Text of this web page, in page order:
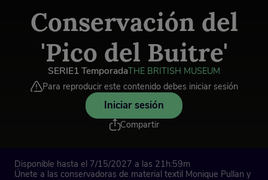
Conservación del
'Pico del Buitre'
SERIE1 TemporadaTHE BRITISH MUSEUM
Para reproducir este contenido debes iniciar sesión
Iniciar sesión
Compartir
Disponible hasta el 7/15/2027 a las 21h:59m
Únete a las conservadoras de material textil Monique Pullan y